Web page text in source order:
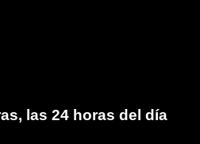
las 24 horas del día